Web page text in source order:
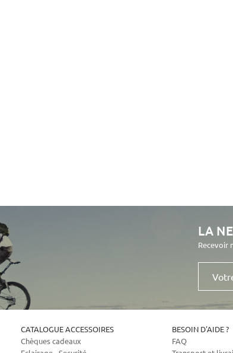
LA
Recevoir
Votre
mail
CATALOGUE ACCESSOIRES
Chèques cadeaux
BESOIN D'AIDE ?
FAQ